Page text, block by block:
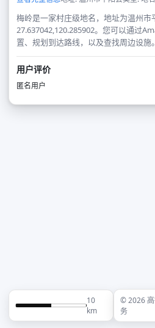
梅岭是一家村庄级地名，地址为温州市
27.637042,120.285902。您可以通过
置、规划到达路线，以及查找周边设施。
用户评价
匿名用户
10
km
© 2026 高
务